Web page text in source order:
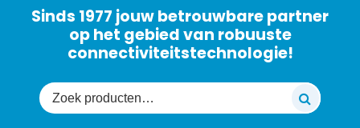
Sinds 1977 jouw betrouwbare partner
op het gebied van robuuste
connectiviteitstechnologie!
Zoeken
naar: